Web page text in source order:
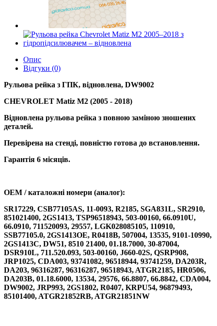
Опис
Відгуки (0)
Рульова рейка з ГПК, відновлена, DW9002
CHEVROLET Matiz M2 (2005 - 2018)
Відновлена рульова рейка з повною заміною зношених
деталей.
Перевірена на стенді, повністю готова до встановлення.
Гарантія 6 місяців.
OEM / каталожні номери (аналог):
SR17229, CSB77105AS, 11-0093, R2185, SGA831L, SR2910,
851021400, 2GS1413, TSP96518943, 503-00160, 66.0910U,
66.0910, 711520093, 29557, LGK028085105, 110910,
SSB77105.0, 2GS1413OE, R0418B, 507004, 13535, 9101-10990,
2GS1413C, DW51, 8510 21400, 01.18.7000, 30-87004,
DSR910L, 711.520.093, 503-00160, J660-02S, QSRP908,
JRP1025, CDA003, 93741082, 96518944, 93741259, DA203R,
DA203, 96316287, 96316287, 96518943, ATGR2185, HR0506,
DA203B, 01.18.6000, 13534, 29576, 66.8807, 66.8842, CDA004,
DW9002, JRP993, 2GS1802, R0407, KRPU54, 96879493,
85101400, ATGR21852RB, ATGR21851NW